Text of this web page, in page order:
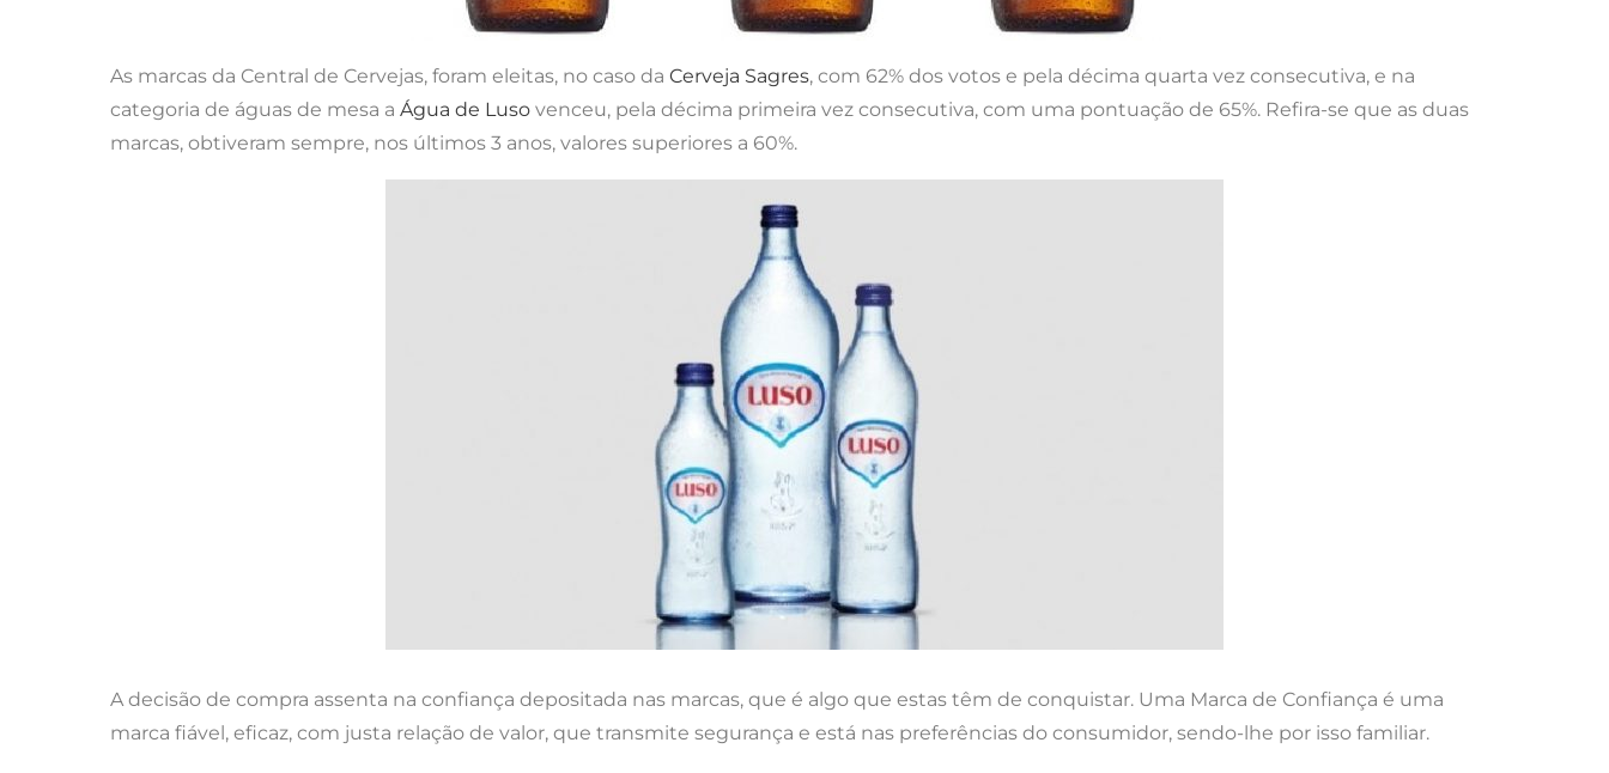
As marcas da Central de Cervejas, foram eleitas, no caso da Cerveja Sagres, com 62% dos votos e pela décima quarta vez consecutiva, e na
categoria de águas de mesa a Água de Luso venceu, pela décima primeira vez consecutiva, com uma pontuação de 65%. Refira-se que as duas
marcas, obtiveram sempre, nos últimos 3 anos, valores superiores a 60%.
A decisão de compra assenta na confiança depositada nas marcas, que é algo que estas têm de conquistar. Uma Marca de Confiança é uma
marca fiável, eficaz, com justa relação de valor, que transmite segurança e está nas preferências do consumidor, sendo-lhe por isso familiar.